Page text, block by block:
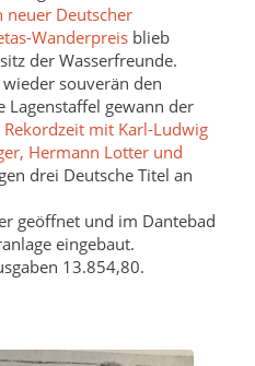
neuer Deutscher
Wanderpreisblieb
der Wasserfreunde.
souverän den
Lagenstaffel gewann der
Rekordzeit mit Karl-Ludwig
Hermann Lotter und
drei Deutsche Titel an
geöffnet und im Dantebad
eingebaut.
13.854,80.